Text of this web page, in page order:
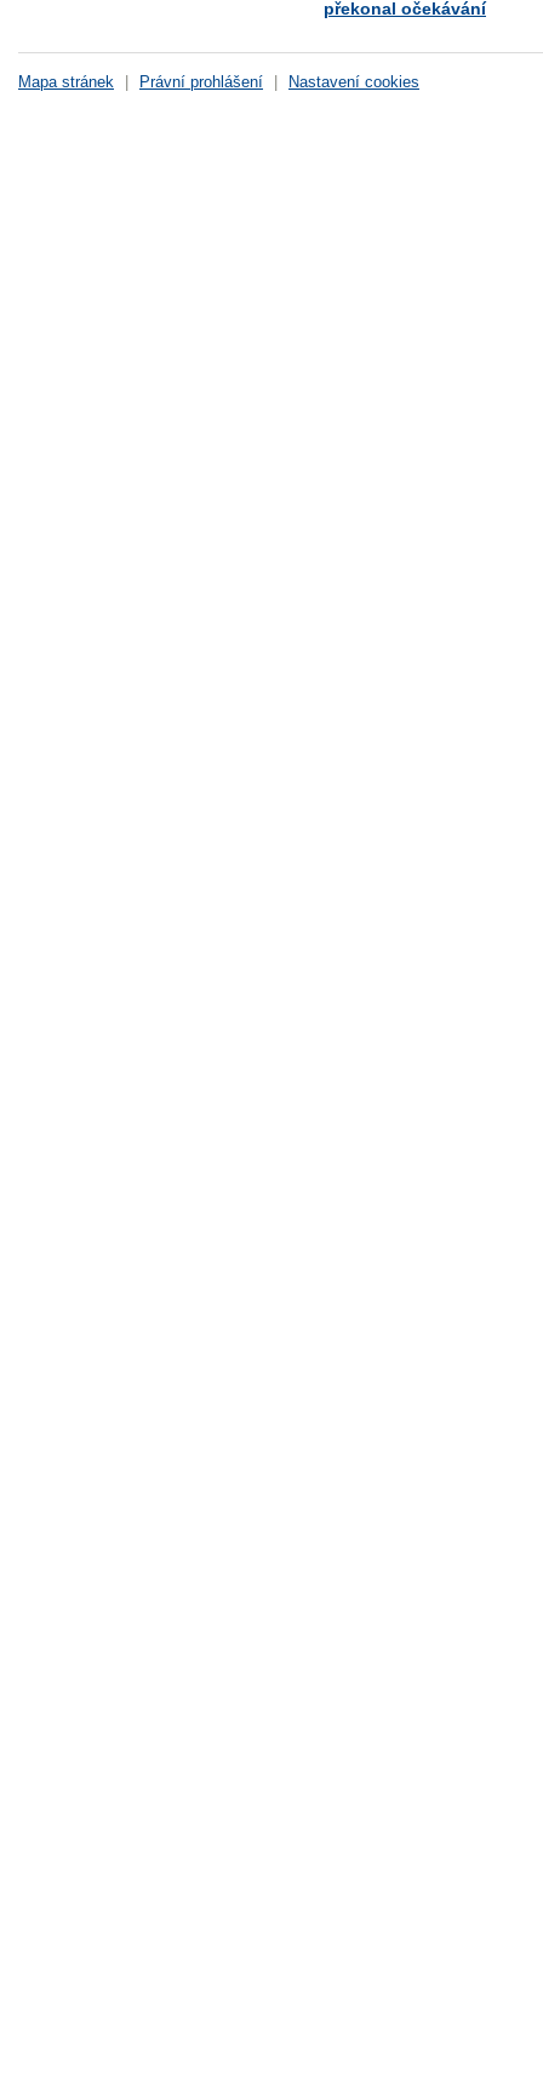
překonal očekávání
Mapa stránek Právní prohlášení Nastavení cookies